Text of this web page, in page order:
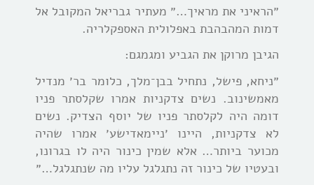
״הראיני את מראיך…״ מעתיר גבריאל המקובל אל
דמות המהבהבת באפלולית האספקלריה.
הגיבן מרוקן את הגביע ומגמגם:
״ניחא, פישל, נתחיל בבן־מלך, כלומר בר׳ מנדיל
מאמשינוב. נשים צדקניות אמרו שקלסתר פניו
דומה היה לקלסתר פניו של יוסף הצדיק. נשים
לא צדקניות, היינו ׳ניימאדישע׳ אמרו שהיה
מכוער ביותר… אלא שמין כינור היה לו בגרונו,
ובעטיו של כינור זה נתגלגל עליו מה שנתגלגל…״